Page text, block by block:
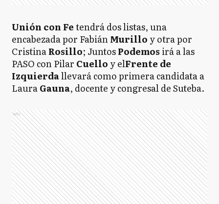
Unión con Fetendrá dos listas, una
encabezada por FabiánMurillo y otra por
CristinaRosillo; JuntosPodemos irá a las
PASO con Pilar Cuello y elFrente de
Izquierdallevará como primera candidata a
LauraGauna, docente y congresal de Suteba.
Ads